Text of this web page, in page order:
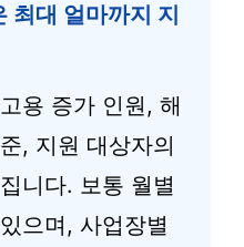
최대 얼마까지 지
용 증가 인원, 해
, 지원 대상자의
니다. 보통 월별
으며, 사업장별